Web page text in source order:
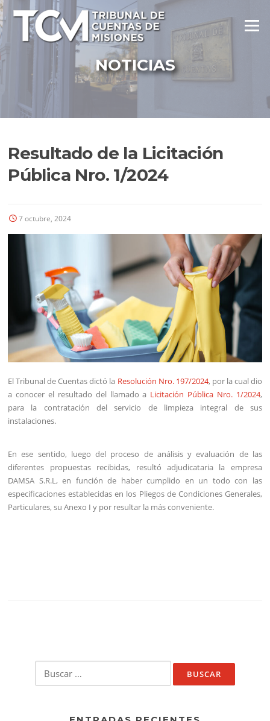
Ir
al
contenido
Menú
NOTICIAS
Resultado de la Licitación
Pública Nro. 1/2024
7 octubre, 2024
El Tribunal de Cuentas dictó la Resolución Nro. 197/2024, por la cual dio
a conocer el resultado del llamado a Licitación Pública Nro. 1/2024,
para la contratación del servicio de limpieza integral de sus
instalaciones.
En ese sentido, luego del proceso de análisis y evaluación de las
diferentes propuestas recibidas, resultó adjudicataria la empresa
DAMSA S.R.L, en función de haber cumplido en un todo con las
especificaciones establecidas en los Pliegos de Condiciones Generales,
Particulares, su Anexo I y por resultar la más conveniente.